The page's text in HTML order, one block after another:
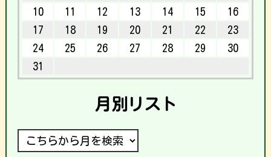
10
11 12 13 14 15
16
17
18 19 20 21 22
23
24
25 26 27 28 29
30
31
月別リスト